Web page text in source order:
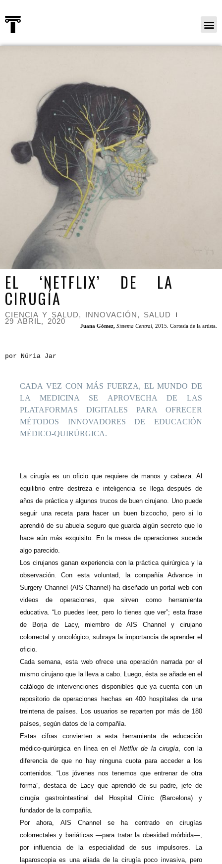
EL ‘NETFLIX’ DE LA
CIRUGÍA
CIENCIA Y SALUD, INNOVACIÓN, SALUD
29 ABRIL, 2020
Juana Gómez, Sistema Central , 2015. Cortesía de la artista.
por Núria Jar
CADA VEZ CON MÁS FUERZA, EL MUNDO DE
LA MEDICINA SE APROVECHA DE LAS
PLATAFORMAS DIGITALES PARA OFRECER
MÉTODOS INNOVADORES DE EDUCACIÓN
MÉDICO-QUIRÚRGICA.
La cirugía es un oficio que requiere de manos y cabeza. Al
equilibrio entre destreza e inteligencia se llega después de
años de práctica y algunos trucos de buen cirujano. Uno puede
seguir una receta para hacer un buen bizcocho, pero si lo
aprendió de su abuela seguro que guarda algún secreto que lo
hace aún más exquisito. En la mesa de operaciones sucede
algo parecido.
Los cirujanos ganan experiencia con la práctica quirúrgica y la
observación. Con esta voluntad, la compañía Advance in
Surgery Channel (AIS Channel) ha diseñado un portal web con
videos de operaciones, que sirven como herramienta
educativa. “Lo puedes leer, pero lo tienes que ver”; esta frase
de Borja de Lacy, miembro de AIS Channel y cirujano
colorrectal y oncológico, subraya la importancia de aprender el
oficio.
Cada semana, esta web ofrece una operación narrada por el
mismo cirujano que la lleva a cabo. Luego, ésta se añade en el
catálogo de intervenciones disponibles que ya cuenta con un
repositorio de operaciones hechas en 400 hospitales de una
treintena de países. Los usuarios se reparten por más de 180
países, según datos de la compañía.
Estas cifras convierten a esta herramienta de educación
médico-quirúrgica en línea en el
Netflix de la cirugía, con la
diferencia de que no hay ninguna cuota para acceder a los
contenidos. “Los jóvenes nos tenemos que entrenar de otra
forma”, destaca de Lacy que aprendió de su padre, jefe de
cirugía gastrointestinal del Hospital Clínic (Barcelona) y
fundador de la compañía.
Por ahora, AIS Channel se ha centrado en cirugías
colorrectales y bariáticas —para tratar la obesidad mórbida—,
por influencia de la especialidad de sus impulsores. La
laparoscopia es una aliada de la cirugía poco invasiva, pero